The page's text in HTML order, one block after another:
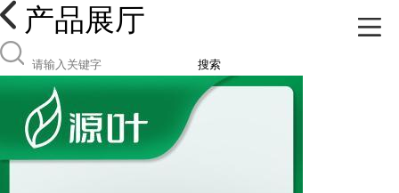
产品展厅
搜索